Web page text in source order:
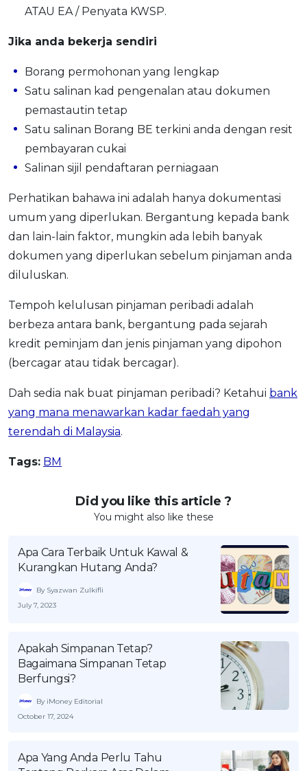
ATAU EA / Penyata KWSP.
Jika anda bekerja sendiri
Borang permohonan yang lengkap
Satu salinan kad pengenalan atau dokumen
pemastautin tetap
Satu salinan Borang BE terkini anda dengan resit
pembayaran cukai
Salinan sijil pendaftaran perniagaan
Perhatikan bahawa ini adalah hanya dokumentasi
umum yang diperlukan. Bergantung kepada bank
dan lain-lain faktor, mungkin ada lebih banyak
dokumen yang diperlukan sebelum pinjaman anda
diluluskan.
Tempoh kelulusan pinjaman peribadi adalah
berbeza antara bank, bergantung pada sejarah
kredit peminjam dan jenis pinjaman yang dipohon
(bercagar atau tidak bercagar).
Dah sedia nak buat pinjaman peribadi? Ketahui bank
yang mana menawarkan kadar faedah yang
terendah di Malaysia.
Tags: BM
Did you like this article ?
You might also like these
Apa Cara Terbaik Untuk Kawal &
Kurangkan Hutang Anda?
By Syazwan Zulkifli
July 7, 2023
Apakah Simpanan Tetap?
Bagaimana Simpanan Tetap
Berfungsi?
By iMoney Editorial
October 17, 2024
Apa Yang Anda Perlu Tahu